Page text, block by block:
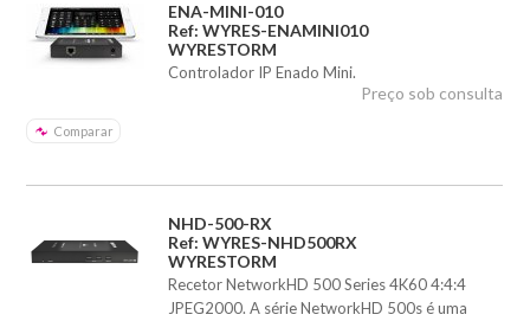
ENA-MINI-010
Ref: WYRES-ENAMINI010
WYRESTORM
Controlador IP Enado Mini.
Comparar
Preço sob consulta
NHD-500-RX
Ref: WYRES-NHD500RX
WYRESTORM
Recetor NetworkHD 500 Series 4K60 4:4:4
JPEG2000. A série NetworkHD 500s é uma